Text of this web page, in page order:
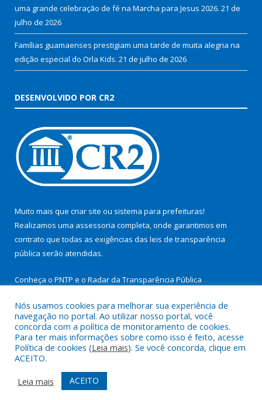
uma grande celebração de fé na Marcha para Jesus 2026. 21 de
julho de 2026
Famílias guamaenses prestigiam uma tarde de muita alegria na
edição especial do Orla Kids. 21 de julho de 2026
DESENVOLVIDO POR CR2
Muito mais que criar site ou sistema para prefeituras!
Realizamos uma assessoria completa, onde garantimos em
contrato que todas as exigências das leis de transparência
pública serão atendidas.
Conheça o PNTP e o Radar da Transparência Pública
Todos os direitos reservados a Prefeitura Municipal de São
Miguel do Guamá.
Mapa do Site
Acessar Área Administrativa
Acessar Webmail
Nós usamos cookies para melhorar sua experiência de
navegação no portal. Ao utilizar nosso portal, você
concorda com a política de monitoramento de cookies.
Para ter mais informações sobre como isso é feito, acesse
Política de cookies (Leia mais). Se você concorda, clique em
ACEITO.
Leia mais
ACEITO